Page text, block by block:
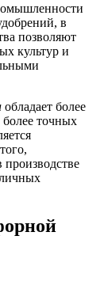
в
позволяют
культур и
обладает более
точных
производстве